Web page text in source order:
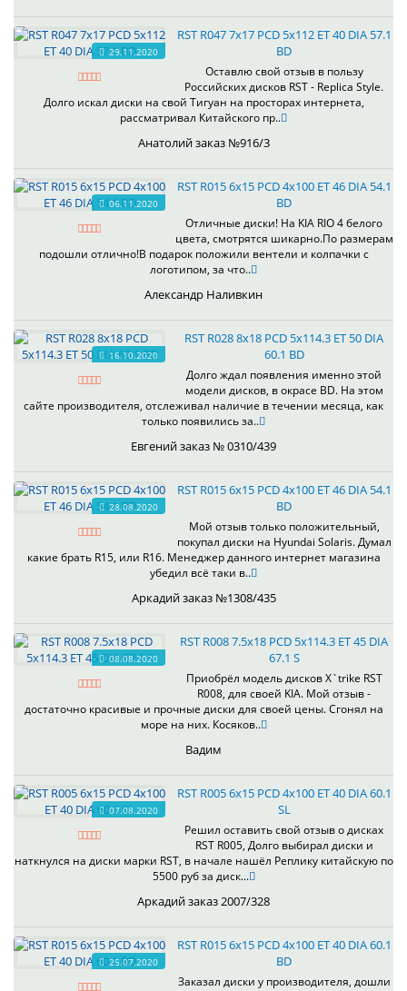
29.11.2020
RST R047 7x17 PCD 5x112 ET 40 DIA 57.1
BD
Оставлю свой отзыв в пользу
Российских дисков RST - Replica Style.
Долго искал диски на свой Тигуан на просторах интернета,
рассматривал Китайского пр..
Анатолий заказ №916/3
06.11.2020
RST R015 6x15 PCD 4x100 ET 46 DIA 54.1
BD
Отличные диски! На KIA RIO 4 белого
цвета, смотрятся шикарно.По размерам
подошли отлично!В подарок положили вентели и колпачки с
логотипом, за что..
Александр Наливкин
16.10.2020
RST R028 8x18 PCD 5x114.3 ET 50 DIA
60.1 BD
Долго ждал появления именно этой
модели дисков, в окрасе BD. На этом
сайте производителя, отслеживал наличие в течении месяца, как
только появились за..
Евгений заказ № 0310/439
28.08.2020
RST R015 6x15 PCD 4x100 ET 46 DIA 54.1
BD
Мой отзыв только положительный,
покупал диски на Hyundai Solaris. Думал
какие брать R15, или R16. Менеджер данного интернет магазина
убедил всё таки в..
Аркадий заказ №1308/435
08.08.2020
RST R008 7.5x18 PCD 5x114.3 ET 45 DIA
67.1 S
Приобрёл модель дисков X`trike RST
R008, для своей KIA. Мой отзыв -
достаточно красивые и прочные диски для своей цены. Сгонял на
море на них. Косяков..
Вадим
07.08.2020
RST R005 6x15 PCD 4x100 ET 40 DIA 60.1
SL
Решил оставить свой отзыв о дисках
RST R005, Долго выбирал диски и
наткнулся на диски марки RST, в начале нашёл Реплику китайскую по
5500 руб за диск...
Аркадий заказ 2007/328
25.07.2020
RST R015 6x15 PCD 4x100 ET 40 DIA 60.1
BD
Заказал диски у производителя, дошли